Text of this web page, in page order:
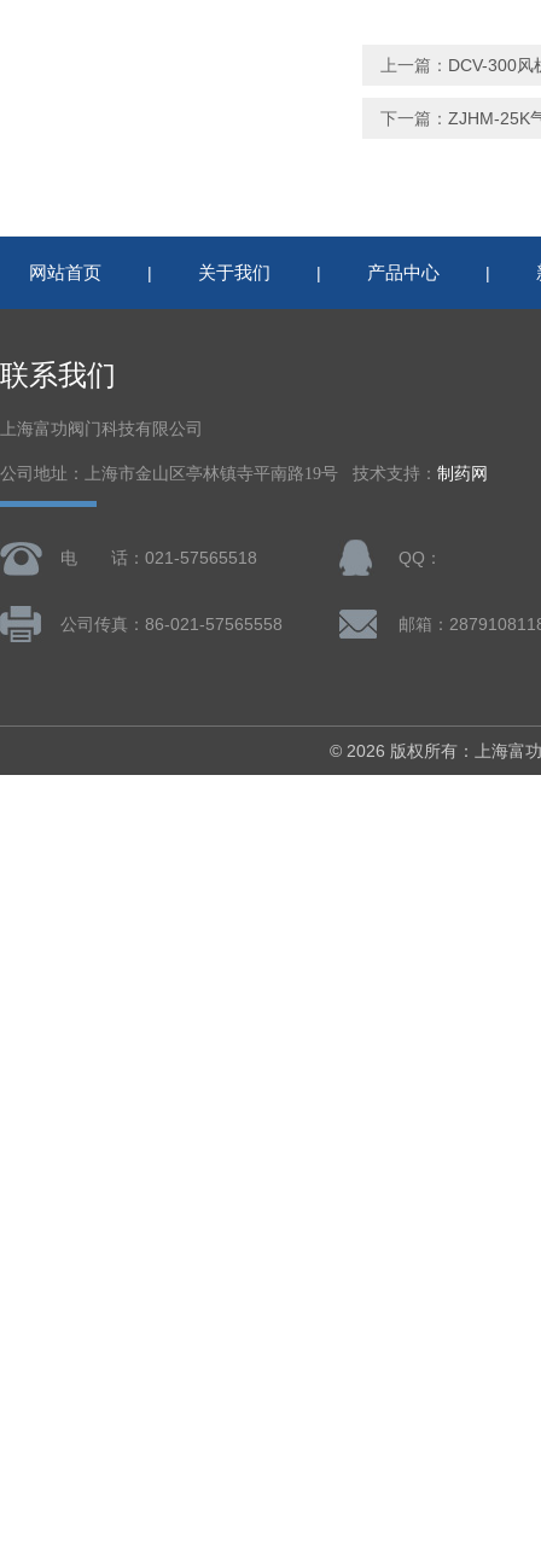
上一篇： DCV-300风
下一篇： ZJHM-25K
网站首页 | 关于我们 | 产品中心 |
联系我们
上海富功阀门科技有限公司
公司地址：上海市金山区亭林镇寺平南路19号 技术支持： 制药网
电 话：021-57565518 QQ：
公司传真：86-021-57565558 邮箱：
© 2026 版权所有：上海富